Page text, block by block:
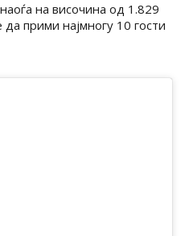
на височина од 1.829
прими најмногу 10 гости